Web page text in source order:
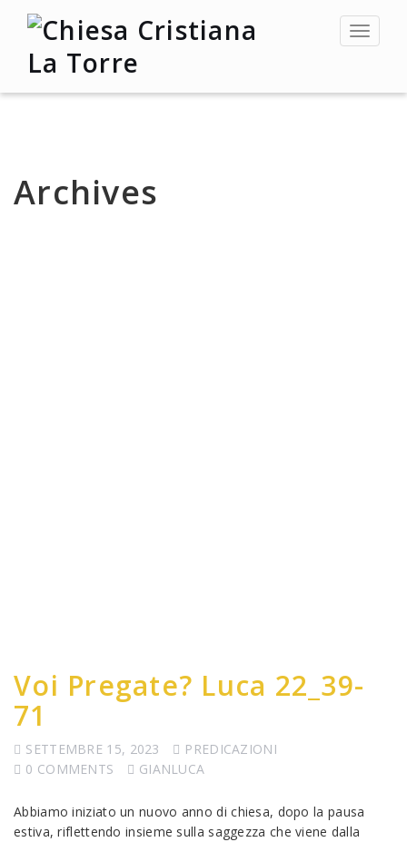
Toggle
Archives
Voi Pregate? Luca 22_39-
71
SETTEMBRE 15, 2023
PREDICAZIONI
0 COMMENTS
GIANLUCA
Abbiamo iniziato un nuovo anno di chiesa, dopo la pausa
estiva, riflettendo insieme sulla saggezza che viene dalla